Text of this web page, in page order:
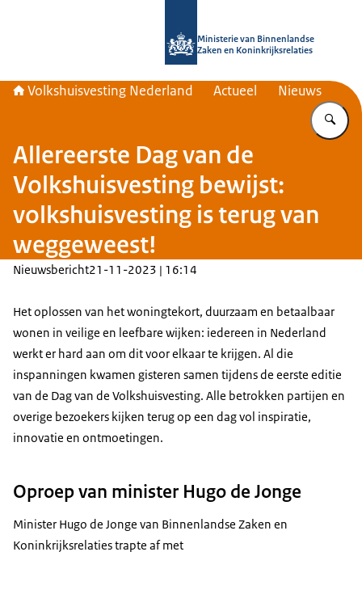
Ministerie van Binnenlandse
Zaken en Koninkrijksrelaties
Volkshuisvesting Nederland Actueel Nieuws
Allereerste Dag van de
Volkshuisvesting bewijst:
volkshuisvesting is terug van
weggeweest!
Nieuwsbericht21-11-2023 | 16:14
Het oplossen van het woningtekort, duurzaam en betaalbaar
wonen in veilige en leefbare wijken: iedereen in Nederland
werkt er hard aan om dit voor elkaar te krijgen. Al die
inspanningen kwamen gisteren samen tijdens de eerste editie
van de Dag van de Volkshuisvesting. Alle betrokken partijen en
overige bezoekers kijken terug op een dag vol inspiratie,
innovatie en ontmoetingen.
Oproep van minister Hugo de Jonge
Minister Hugo de Jonge van Binnenlandse Zaken en
Koninkrijksrelaties trapte af met